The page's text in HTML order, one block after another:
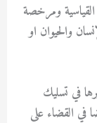
القياسية ومرخصة
والحيوان او
في تسليك
في القضاء على